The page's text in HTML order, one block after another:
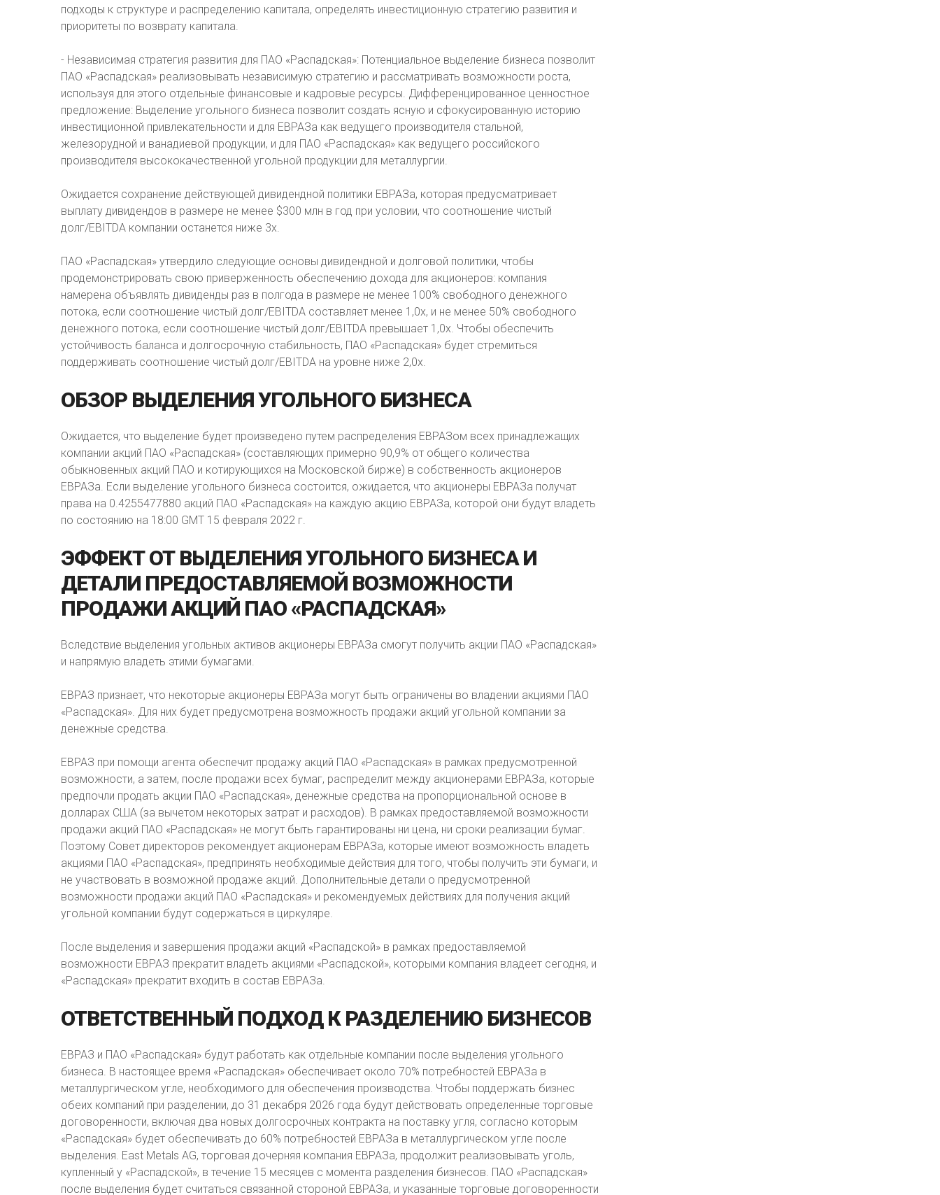
подходы к структуре и распределению капитала, определять инвестиционную стратегию развития и
приоритеты по возврату капитала.
- Независимая стратегия развития для ПАО «Распадская»: Потенциальное выделение бизнеса позволит
ПАО «Распадская» реализовывать независимую стратегию и рассматривать возможности роста,
используя для этого отдельные финансовые и кадровые ресурсы. Дифференцированное ценностное
предложение: Выделение угольного бизнеса позволит создать ясную и сфокусированную историю
инвестиционной привлекательности и для ЕВРАЗа как ведущего производителя стальной,
железорудной и ванадиевой продукции, и для ПАО «Распадская» как ведущего российского
производителя высококачественной угольной продукции для металлургии.
Ожидается сохранение действующей дивидендной политики ЕВРАЗа, которая предусматривает
выплату дивидендов в размере не менее $300 млн в год при условии, что соотношение чистый
долг/EBITDA компании останется ниже 3x.
ПАО «Распадская» утвердило следующие основы дивидендной и долговой политики, чтобы
продемонстрировать свою приверженность обеспечению дохода для акционеров: компания
намерена объявлять дивиденды раз в полгода в размере не менее 100% свободного денежного
потока, если соотношение чистый долг/EBITDA составляет менее 1,0х, и не менее 50% свободного
денежного потока, если соотношение чистый долг/EBITDA превышает 1,0х. Чтобы обеспечить
устойчивость баланса и долгосрочную стабильность, ПАО «Распадская» будет стремиться
поддерживать соотношение чистый долг/EBITDA на уровне ниже 2,0x.
ОБЗОР ВЫДЕЛЕНИЯУГОЛЬНОГО БИЗНЕСА
Ожидается, что выделение будет произведено путем распределения ЕВРАЗом всех принадлежащих
компании акций ПАО «Распадская» (составляющих примерно 90,9% от общего количества
обыкновенных акций ПАО и котирующихся на Московской бирже) в собственность акционеров
ЕВРАЗа. Если выделение угольного бизнеса состоится, ожидается, что акционеры ЕВРАЗа получат
права на 0.4255477880 акций ПАО «Распадская» на каждую акцию ЕВРАЗа, которой они будут владеть
по состоянию на 18:00 GMT 15 февраля 2022 г.
ЭФФЕКТ ОТ ВЫДЕЛЕНИЯУГОЛЬНОГО БИЗНЕСА И
ДЕТАЛИ ПРЕДОСТАВЛЯЕМОЙ ВОЗМОЖНОСТИ
ПРОДАЖИАКЦИЙ ПАО «РАСПАДСКАЯ»
Вследствие выделения угольных активов акционеры ЕВРАЗа смогут получить акции ПАО «Распадская»
и напрямую владеть этими бумагами.
ЕВРАЗ признает, что некоторые акционеры ЕВРАЗа могут быть ограничены во владении акциями ПАО
«Распадская». Для них будет предусмотрена возможность продажи акций угольной компании за
денежные средства.
ЕВРАЗ при помощи агента обеспечит продажу акций ПАО «Распадская» в рамках предусмотренной
возможности, а затем, после продажи всех бумаг, распределит между акционерами ЕВРАЗа, которые
предпочли продать акции ПАО «Распадская», денежные средства на пропорциональной основе в
долларах США (за вычетом некоторых затрат и расходов). В рамках предоставляемой возможности
продажи акций ПАО «Распадская» не могут быть гарантированы ни цена, ни сроки реализации бумаг.
Поэтому Совет директоров рекомендует акционерам ЕВРАЗа, которые имеют возможность владеть
акциями ПАО «Распадская», предпринять необходимые действия для того, чтобы получить эти бумаги, и
не участвовать в возможной продаже акций. Дополнительные детали о предусмотренной
возможности продажи акций ПАО «Распадская» и рекомендуемых действиях для получения акций
угольной компании будут содержаться в циркуляре.
После выделения и завершения продажи акций «Распадской» в рамках предоставляемой
возможности ЕВРАЗ прекратит владеть акциями «Распадской», которыми компания владеет сегодня, и
«Распадская» прекратит входить в состав ЕВРАЗа.
ОТВЕТСТВЕННЫЙ ПОДХОД К РАЗДЕЛЕНИЮ БИЗНЕСОВ
ЕВРАЗ и ПАО «Распадская» будут работать как отдельные компании после выделения угольного
бизнеса. В настоящее время «Распадская» обеспечивает около 70% потребностей ЕВРАЗа в
металлургическом угле, необходимого для обеспечения производства. Чтобы поддержать бизнес
обеих компаний при разделении, до 31 декабря 2026 года будут действовать определенные торговые
договоренности, включая два новых долгосрочных контракта на поставку угля, согласно которым
«Распадская» будет обеспечивать до 60% потребностей ЕВРАЗа в металлургическом угле после
выделения. East Metals AG, торговая дочерняя компания ЕВРАЗа, продолжит реализовывать уголь,
купленный у «Распадской», в течение 15 месяцев с момента разделения бизнесов. ПАО «Распадская»
после выделения будет считаться связанной стороной ЕВРАЗа, и указанные торговые договоренности